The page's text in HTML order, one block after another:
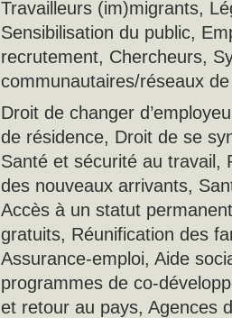
Travailleurs (im)migrants,
Sensibilisation du public,
recrutement, Chercheurs,
communautaires/réseaux
Droit de changer
de résidence, Droit de se
Santé et sécurité au travail,
des nouveaux arrivants,
Accès à un statut
gratuits, Réunification des
Assurance-emploi, Aide
programmes de co-
et retour au pays, Agences